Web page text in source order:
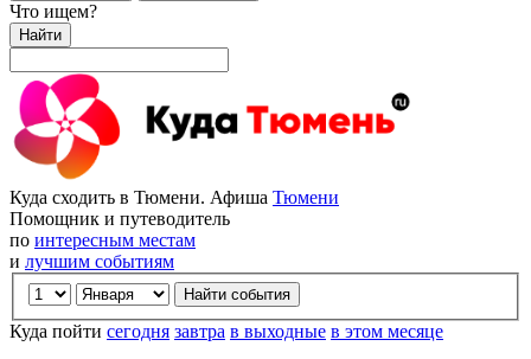
Что ищем?
Найти
Куда сходить в Тюмени. Афиша Тюмени
Помощник и путеводитель
по интересным местам
и лучшим событиям
Куда пойти сегодня завтра в выходные в этом месяце